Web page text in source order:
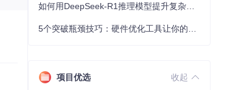
项目优选 收起